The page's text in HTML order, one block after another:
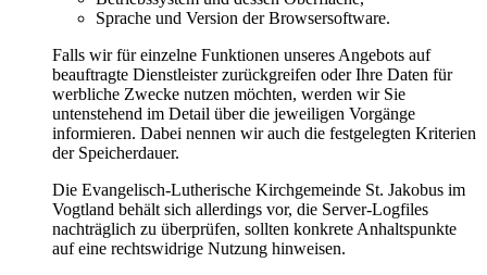
Sprache und Version der Browsersoftware.
Falls wir für einzelne Funktionen unseres Angebots auf
beauftragte Dienstleister zurückgreifen oder Ihre Daten für
werbliche Zwecke nutzen möchten, werden wir Sie
untenstehend im Detail über die jeweiligen Vorgänge
informieren. Dabei nennen wir auch die festgelegten Kriterien
der Speicherdauer.
Die Evangelisch-Lutherische Kirchgemeinde St. Jakobus im
Vogtland behält sich allerdings vor, die Server-Logfiles
nachträglich zu überprüfen, sollten konkrete Anhaltspunkte
auf eine rechtswidrige Nutzung hinweisen.